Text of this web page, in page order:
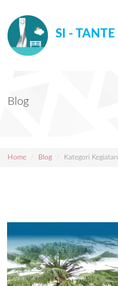
SI - TANTE
Blog
Home Blog Kategori Kegiatan